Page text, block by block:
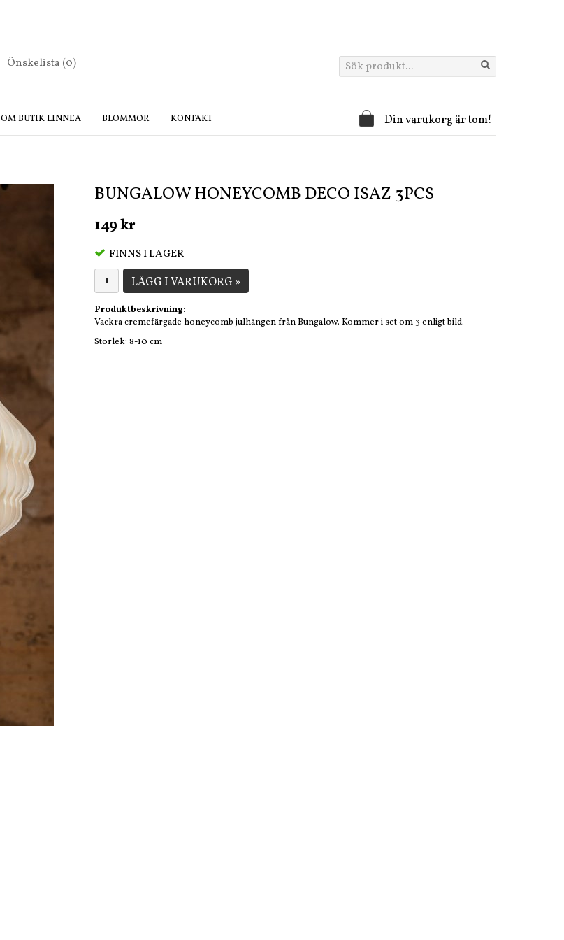
Önskelista (0)
OM BUTIK LINNEA BLOMMOR KONTAKT Din varukorg är tom!
BUNGALOW HONEYCOMB DECO ISAZ 3PCS
149 kr
FINNS I LAGER
LÄGG I VARUKORG »
Produktbeskrivning:
Vackra cremefärgade honeycomb julhängen från Bungalow. Kommer i set om 3 enligt bild.
Storlek: 8-10 cm